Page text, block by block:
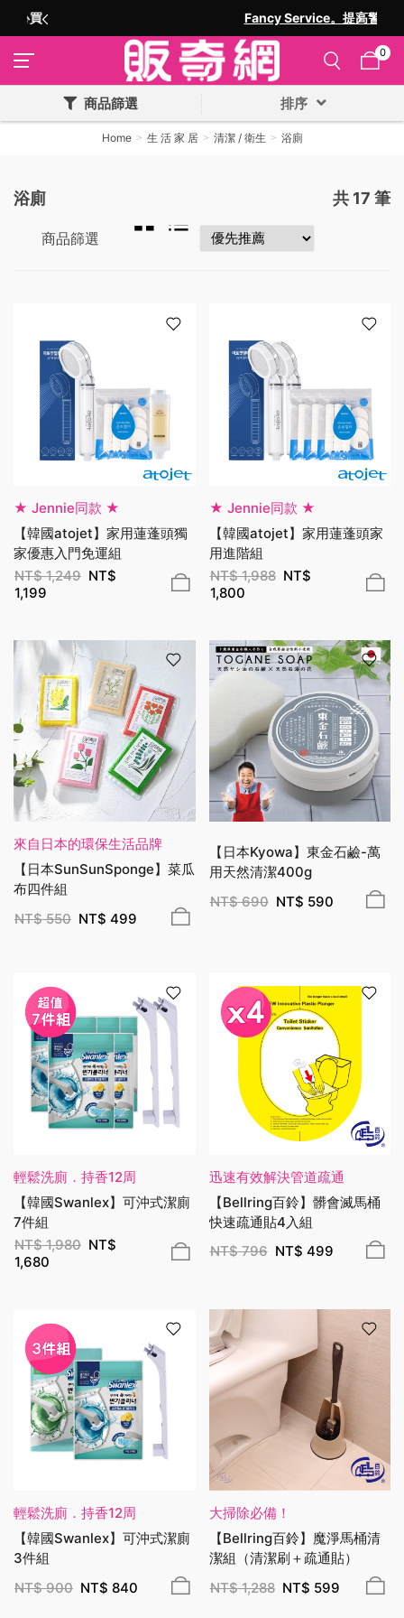
Fancy Service。提高警覺防詐騙
0
商品篩選 排序
Home 生 活 家 居 清潔 / 衛生 浴廁
浴廁 共 17 筆
商品篩選
★ Jennie同款 ★
【韓國atojet】家用蓮蓬頭獨
家優惠入門免運組
NT$1,249 NT$
1,199
★ Jennie同款 ★
【韓國atojet】家用蓮蓬頭家
用進階組
NT$1,988 NT$
1,800
來自日本的環保生活品牌
【日本SunSunSponge】菜瓜
布四件組
NT$550 NT$ 499
【日本Kyowa】東金石鹼-萬
用天然清潔400g
NT$690 NT$ 590
輕鬆洗廁．持香12周
【韓國Swanlex】可沖式潔廁
7件組
NT$1,980 NT$
1,680
迅速有效解決管道疏通
【Bellring百鈴】髒會滅馬桶
快速疏通貼4入組
NT$796 NT$ 499
輕鬆洗廁．持香12周
【韓國Swanlex】可沖式潔廁
3件組
NT$900 NT$ 840
大掃除必備！
【Bellring百鈴】魔淨馬桶清
潔組（清潔刷＋疏通貼）
NT$1,288 NT$ 599